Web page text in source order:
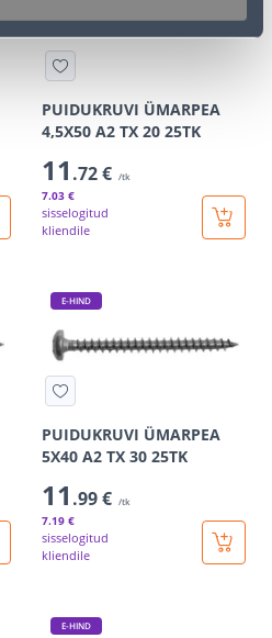
PUIDUKRUVI ÜMARPEA
4,5X50 A2 TX 20 25TK
11 .72 € /tk
7.03 €
sisselogitud
kliendile
E-HIND
PUIDUKRUVI ÜMARPEA
5X40 A2 TX 30 25TK
11 .99 € /tk
7.19 €
sisselogitud
kliendile
E-HIND